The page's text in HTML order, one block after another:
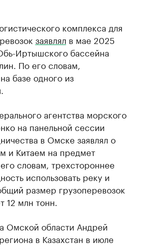
комплекса для
заявлял в мае 2025
Иртышского бассейна
По его словам,
базе одного из
агентства морского
на панельной сессии
в Омске заявлял о
и Китаем на предмет
словам, трехстороннее
использовать реку и
размер грузоперевозок
млн тонн.
Омской области Андрей
в Казахстан в июле